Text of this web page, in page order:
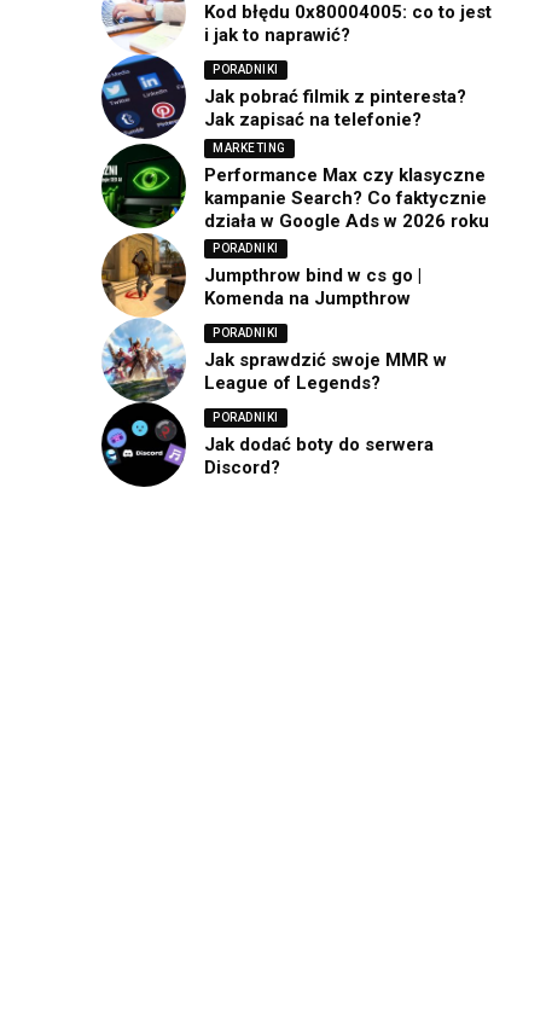
Kod błędu 0x80004005: co to jest
i jak to naprawić?
PORADNIKI
Jak pobrać filmik z pinteresta?
Jak zapisać na telefonie?
MARKETING
Performance Max czy klasyczne
kampanie Search? Co faktycznie
działa w Google Ads w 2026 roku
PORADNIKI
Jumpthrow bind w cs go |
Komenda na Jumpthrow
PORADNIKI
Jak sprawdzić swoje MMR w
League of Legends?
PORADNIKI
Jak dodać boty do serwera
Discord?